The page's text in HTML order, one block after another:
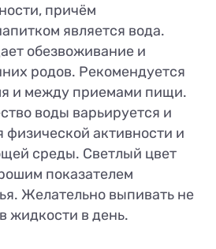
причём
является вода.
обезвоживание и
родов. Рекомендуется
и между приемами пищи.
воды варьируется и
физической активности и
среды. Светлый цвет
показателем
Желательно выпивать не
жидкости в день.